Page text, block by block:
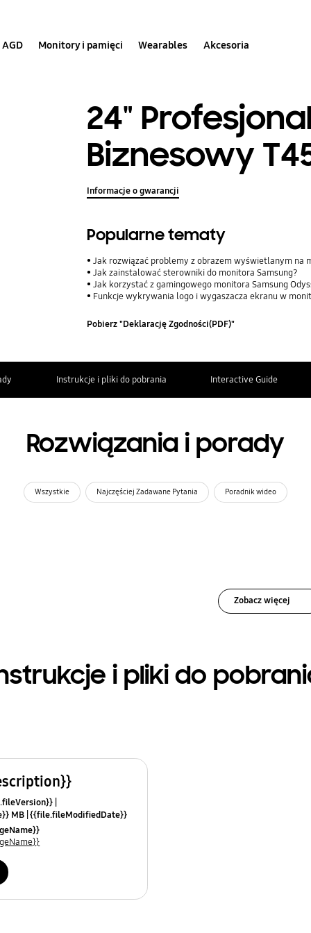
AGD Monitory i pamięci Wearables Akcesoria
24"
Biznesowy
Informacje o gwarancji
Popularne tematy
Jak rozwiązać problemy z obrazem wyświetlanym na
Jak zainstalować sterowniki do monitora Samsung?
Jak korzystać z gamingowego monitora Samsung
Funkcje wykrywania logo i wygaszacza ekranu w
Pobierz "Deklarację Zgodności(PDF)"
Instrukcje i pliki do pobrania Interactive Guide
Rozwiązania i porady
Wszystkie Najczęściej Zadawane Pytania Poradnik wideo
Zobacz więcej
i pliki do
MB {{file.fileModifiedDate}}